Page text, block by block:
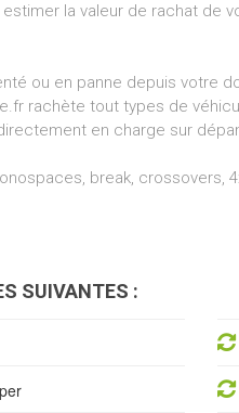
la valeur de rachat de
ou en panne depuis votre
rachète tout types de
en charge sur
break, crossovers,
SUIVANTES :